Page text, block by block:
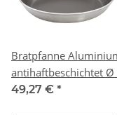
Bratpfanne
antihaftbeschichtet Ø
cm
49,27 € *